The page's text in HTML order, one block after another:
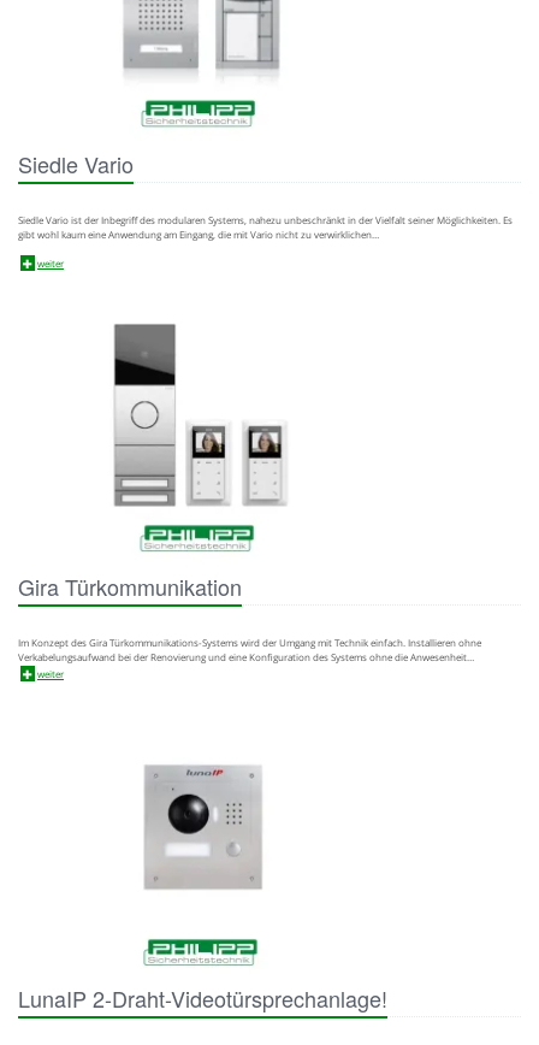
Siedle Vario
Siedle Vario ist der Inbegriff des modularen Systems, nahezu unbeschränkt in der Vielfalt seiner Möglichkeiten. Es
gibt wohl kaum eine Anwendung am Eingang, die mit Vario nicht zu verwirklichen…
weiter
Gira Türkommunikation
Im Konzept des Gira Türkommunikations-Systems wird der Umgang mit Technik einfach. Installieren ohne
Verkabelungsaufwand bei der Renovierung und eine Konfiguration des Systems ohne die Anwesenheit…
weiter
LunaIP 2-Draht-Videotürsprechanlage!